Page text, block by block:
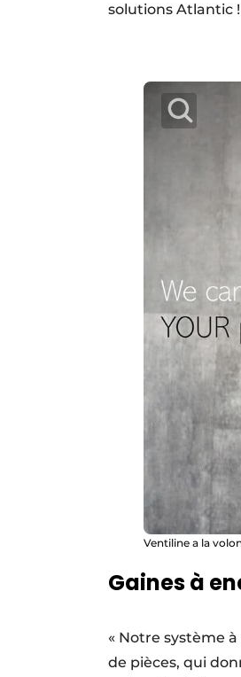
solutions Atlantic !
Ventiline a la
Gaines à
« Notre système
de pièces, qui